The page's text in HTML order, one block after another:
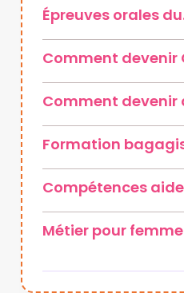
Épreuves orales
Comment devenir
Comment devenir
Formation
Compétences
Métier pour